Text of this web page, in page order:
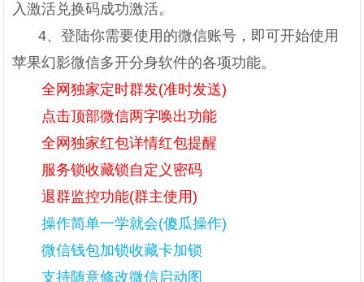
入激活兑换码成功激活。
4、登陆你需要使用的微信账号，即可开始使用
苹果幻影微信多开分身软件的各项功能。
全网独家定时群发(准时发送)
点击顶部微信两字唤出功能
全网独家红包详情红包提醒
服务锁收藏锁自定义密码
退群监控功能(群主使用)
操作简单一学就会(傻瓜操作)
微信钱包加锁收藏卡加锁
支持随意修改微信启动图